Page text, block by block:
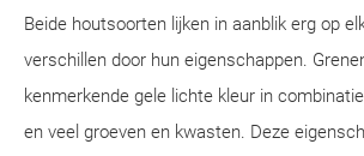
Beide houtsoorten lijken in aanblik erg op
verschillen door hun eigenschappen.
kenmerkende gele lichte kleur in
en veel groeven en kwasten. Deze